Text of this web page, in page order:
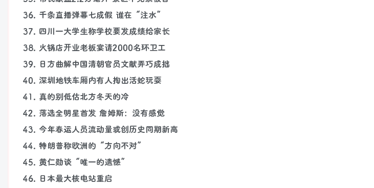
36. 千条直播弹幕七成假 谁在“注水”
37. 四川一大学生称学校要发成绩给家长
38. 火锅店开业老板宴请2000名环卫工
39. 日方曲解中国清朝官员文献弄巧成拙
40. 深圳地铁车厢内有人掏出活蛇玩耍
41. 真的别低估北方冬天的冷
42. 落选全明星首发 詹姆斯：没有感觉
43. 今年春运人员流动量或创历史同期新高
44. 特朗普称欧洲的“方向不对”
45. 黄仁勋谈“唯一的遗憾”
46. 日本最大核电站重启